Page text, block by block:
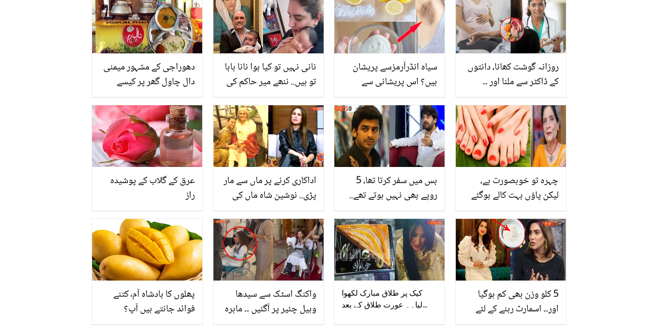
دھوراجی کے مشہور میمنی
دال چاول گھر پر کیسے
نے خود بتا دیا، آپ بھی
ٹرائے کریں
نانی نہیں تو کیا ہوا نانا بابا
تو ہیں.. ننھے میر حاکم کی
سیاہ انڈرآرمزسے پریشان
ہیں؟ اس پریشانی سے
طریقے
روزانہ گوشت کھانا، دانتوں
کے ڈاکٹر سے ملنا اور ۔۔
کو کون سے کام لازمی کرنے
چاہیئے؟
عرق کے گلاب کے پوشیدہ
راز
اداکاری کرنے پر ماں سے مار
پڑی.. نوشین شاہ ماں کی
حوصلہ افزائی پر شوبز کی
دنیا میں آئیں؟
بس میں سفر کرتا تھا، 5
روپے بھی نہیں ہوتے تھے..
سے متعلق چند باتیں
چہرہ تو خوبصورت ہے،
لیکن پاؤں بہت کالے ہوگئے
بتائی ہوئی پیڈی کیور کرنے
کی وہ آسان ٹپ جو گھر
بیٹھے آپ بھی کر سکتی ہیں
پھلوں کا بادشاہ آم٬ کتنے
فوائد جانتے ہیں آپ؟
واکنگ اسٹک سے سیدھا
وہیل چئیر پر آگئیں ۔۔ ماہرہ
کیک پر طلاق مبارک لکھوا
لیا۔۔ عورت طلاق کے بعد
5 کلو وزن بھی کم ہوگیا
اور۔۔ اسمارٹ رہنے کے لئے